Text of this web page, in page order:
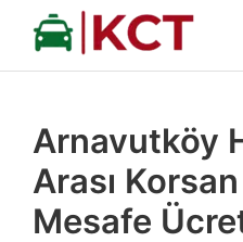
İçeriğe
Arnavutköy
Arası
Mesafe